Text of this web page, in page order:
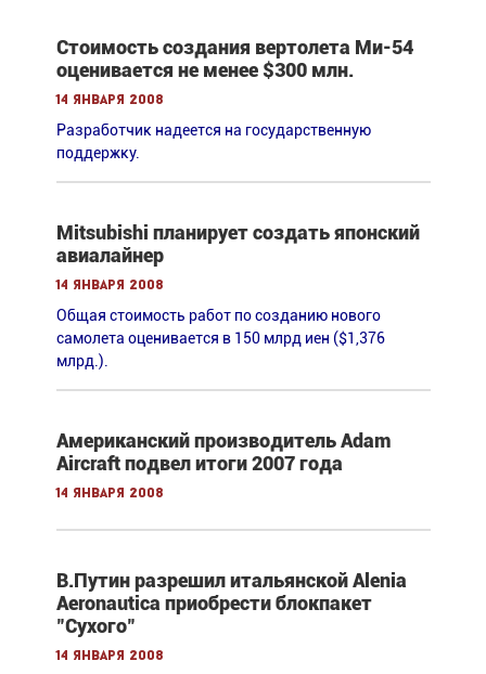
Стоимость создания вертолета Ми-54
оценивается не менее $300 млн.
14 января 2008
Разработчик надеется на государственную
поддержку.
Mitsubishi планирует создать японский
авиалайнер
14 января 2008
Общая стоимость работ по созданию нового
самолета оценивается в 150 млрд иен ($1,376
млрд.).
Американский производитель Adam
Aircraft подвел итоги 2007 года
14 января 2008
В.Путин разрешил итальянской Alenia
Aeronautica приобрести блокпакет
"Сухого"
14 января 2008